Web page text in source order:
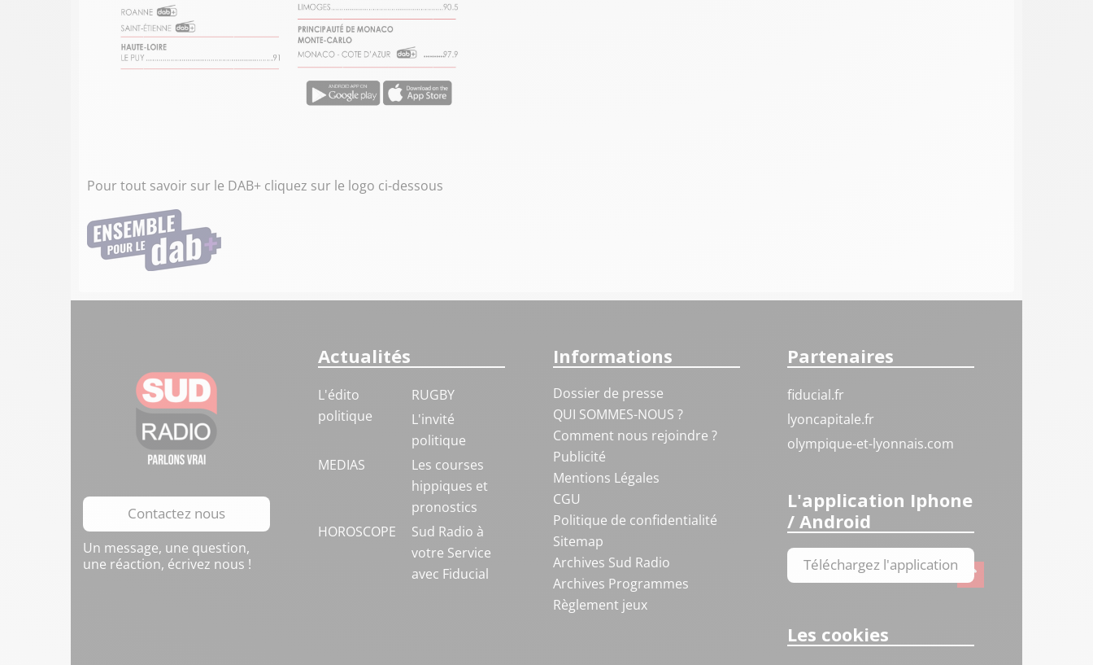
Pour tout savoir sur le DAB+ cliquez sur le logo ci-dessous
Contactez nous
Un message, une question,
une réaction, écrivez nous !
Actualités
L'édito
politique
RUGBY
L'invité
politique
MEDIAS
Les courses
hippiques et
pronostics
HOROSCOPE
Sud Radio à
votre Service
avec Fiducial
Informations
Dossier de presse
QUI SOMMES-NOUS ?
Comment nous rejoindre ?
Publicité
Mentions Légales
CGU
Politique de confidentialité
Sitemap
Archives Sud Radio
Archives Programmes
Règlement jeux
Partenaires
fiducial.fr
lyoncapitale.fr
olympique-et-lyonnais.com
L'application Iphone
/ Android
Téléchargez l'application
Les cookies